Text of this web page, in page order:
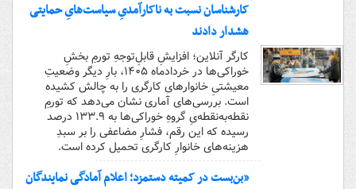
کارشناسان نسبت به ناکارآمدیِ سیاست‌هایِ حمایتی
هشدار دادند
کارگر آنلاین؛ افزایشِ قابلِ‌توجهِ تورمِ بخشِ
خوراکی‌ها در خردادماه ۱۴۰۵، بارِ دیگر وضعیتِ
معیشتیِ خانوارهای کارگری را به چالش کشیده
است. بررسی‌های آماری نشان می‌دهد که تورمِ
نقطه‌به‌نقطه‌یِ گروهِ خوراکی‌ها به ۱۳۳.۹ درصد
رسیده که این رقم، فشارِ مضاعفی را بر سبدِ
هزینه‌های خانوارِ کارگری تحمیل کرده است.
«بن‌بست در کمیته دستمزد؛ اعلام آمادگی نمایندگان